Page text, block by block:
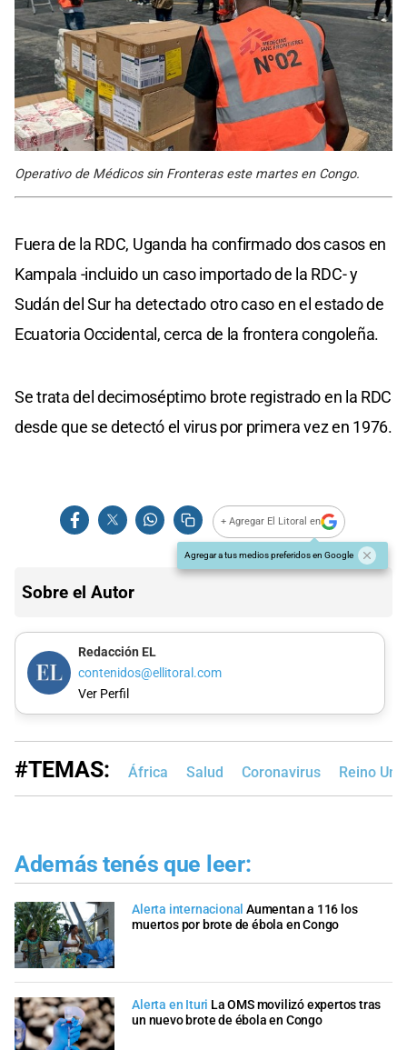
Operativo de Médicos sin Fronteras este martes en Congo.
Fuera de la RDC, Uganda ha confirmado dos casos en
Kampala -incluido un caso importado de la RDC- y
Sudán del Sur ha detectado otro caso en el estado de
Ecuatoria Occidental, cerca de la frontera congoleña.
Se trata del decimoséptimo brote registrado en la RDC
desde que se detectó el virus por primera vez en 1976.
+ Agregar El Litoral en
Agregar a tus medios preferidos en Google
Sobre el Autor
Redacción EL
contenidos@ellitoral.com
Ver Perfil
#TEMAS: África Salud Coronavirus Reino
Además tenés que leer:
Alerta internacional Aumentan a 116 los
muertos por brote de ébola en Congo
Alerta en Ituri La OMS movilizó expertos tras
un nuevo brote de ébola en Congo